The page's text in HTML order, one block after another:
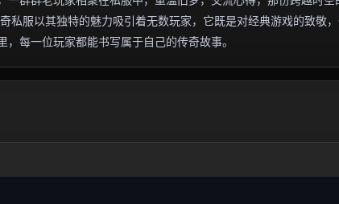
私服以其独特的魅力吸引着无数玩家，它既是对经典游戏的致敬
每一位玩家都能书写属于自己的传奇故事。